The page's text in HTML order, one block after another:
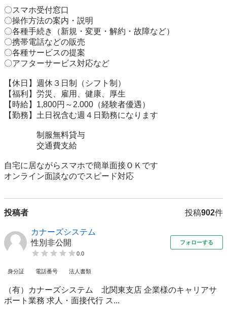
〇スマホ受付窓口
〇操作方法の案内・説明
〇各種手続き（新規・変更・解約・故障など）
〇携帯電話などの販売
〇各種サービスの提案
〇アフターサービス対応など
【休日】週休３日制（シフト制）
【福利】労災、雇用、健康、厚生
【時給】1,800円～2.000（経験者優遇）
【勤務】土日祝含む週４日勤務になります
制服無料貸与
交通費支給
自宅に居ながらスマホで簡単面接ＯＫです
オンライン面談なのでスピード対応
投稿者 投稿902件
カナーズシステム
性別非公開
0.0
フォローする
身分証 電話番号 法人書類
（有）カナーズシステム 北関東支店 企業様のキャリアサ
ポート業務 求人・面接代行 ス...